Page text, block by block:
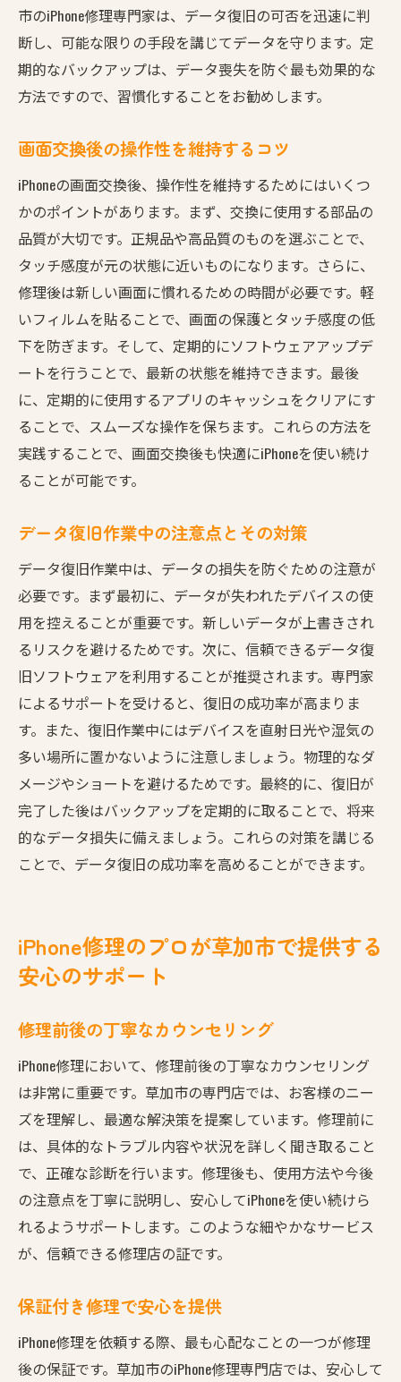
市のiPhone修理専門家は、データ復旧の可否を迅速に判
断し、可能な限りの手段を講じてデータを守ります。定
期的なバックアップは、データ喪失を防ぐ最も効果的な
方法ですので、習慣化することをお勧めします。
画面交換後の操作性を維持するコツ
iPhoneの画面交換後、操作性を維持するためにはいくつ
かのポイントがあります。まず、交換に使用する部品の
品質が大切です。正規品や高品質のものを選ぶことで、
タッチ感度が元の状態に近いものになります。さらに、
修理後は新しい画面に慣れるための時間が必要です。軽
いフィルムを貼ることで、画面の保護とタッチ感度の低
下を防ぎます。そして、定期的にソフトウェアアップデ
ートを行うことで、最新の状態を維持できます。最後
に、定期的に使用するアプリのキャッシュをクリアにす
ることで、スムーズな操作を保ちます。これらの方法を
実践することで、画面交換後も快適にiPhoneを使い続け
ることが可能です。
データ復旧作業中の注意点とその対策
データ復旧作業中は、データの損失を防ぐための注意が
必要です。まず最初に、データが失われたデバイスの使
用を控えることが重要です。新しいデータが上書きされ
るリスクを避けるためです。次に、信頼できるデータ復
旧ソフトウェアを利用することが推奨されます。専門家
によるサポートを受けると、復旧の成功率が高まりま
す。また、復旧作業中にはデバイスを直射日光や湿気の
多い場所に置かないように注意しましょう。物理的なダ
メージやショートを避けるためです。最終的に、復旧が
完了した後はバックアップを定期的に取ることで、将来
的なデータ損失に備えましょう。これらの対策を講じる
ことで、データ復旧の成功率を高めることができます。
iPhone修理のプロが草加市で提供する
安心のサポート
修理前後の丁寧なカウンセリング
iPhone修理において、修理前後の丁寧なカウンセリング
は非常に重要です。草加市の専門店では、お客様のニー
ズを理解し、最適な解決策を提案しています。修理前に
は、具体的なトラブル内容や状況を詳しく聞き取ること
で、正確な診断を行います。修理後も、使用方法や今後
の注意点を丁寧に説明し、安心してiPhoneを使い続けら
れるようサポートします。このような細やかなサービス
が、信頼できる修理店の証です。
保証付き修理で安心を提供
iPhone修理を依頼する際、最も心配なことの一つが修理
後の保証です。草加市のiPhone修理専門店では、安心して